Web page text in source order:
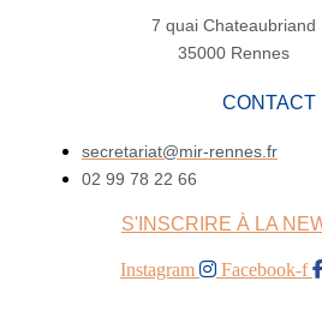
7 quai Chateaubriand
35000 Rennes
CONTACT
secretariat@mir-rennes.fr
02 99 78 22 66
S'INSCRIRE À LA
Instagram Facebook-f